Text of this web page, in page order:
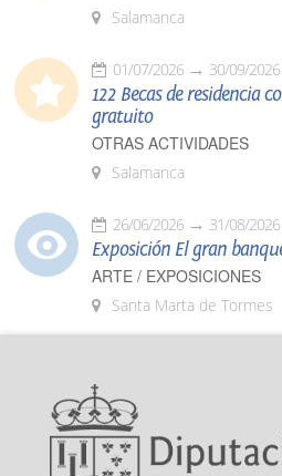
Salamanca
01/07/2026 30/09/2026
122 Becas de residencia
gratuito
OTRAS ACTIVIDADES
Salamanca
26/06/2026 31/08/2026
Exposición El gran
ARTE / EXPOSICIONES
Santa Marta de Tormes